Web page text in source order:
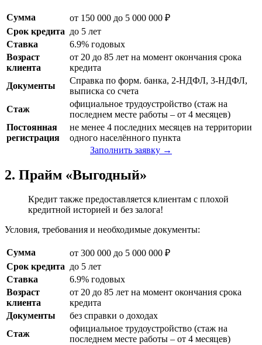
Сумма
от 150 000 до 5 000 000 ₽
Срок кредита до 5 лет
Ставка
6.9% годовых
Возраст
клиента
от 20 до 85 лет на момент окончания срока
кредита
Документы
Справка по форм. банка, 2-НДФЛ, 3-НДФЛ,
выписка со счета
Стаж
официальное трудоустройство (стаж на
последнем месте работы – от 4 месяцев)
Постоянная
регистрация
не менее 4 последних месяцев на территории
одного населённого пункта
Заполнить заявку →
2. Прайм «Выгодный»
Кредит также предоставляется клиентам с плохой
кредитной историей и без залога!
Условия, требования и необходимые документы:
Сумма
от 300 000 до 5 000 000 ₽
Срок кредита до 5 лет
Ставка
6.9% годовых
Возраст
клиента
от 20 до 85 лет на момент окончания срока
кредита
Документы
без справки о доходах
Стаж
официальное трудоустройство (стаж на
последнем месте работы – от 4 месяцев)